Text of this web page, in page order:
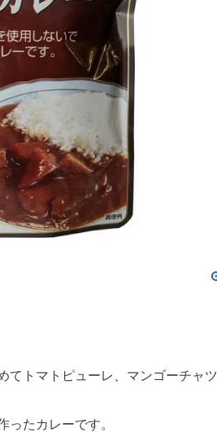
てトマトピューレ、マンゴーチャ
ったカレーです。